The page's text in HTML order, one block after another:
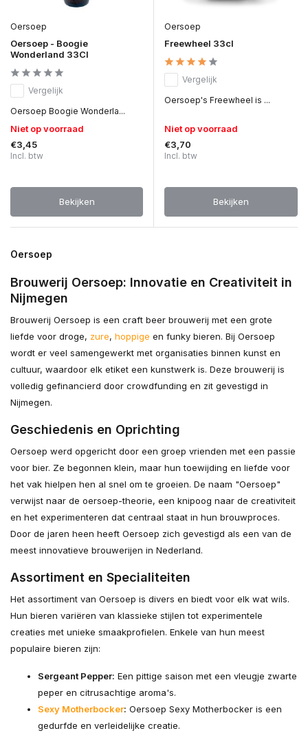
Oersoep
Oersoep - Boogie
Wonderland 33Cl
Vergelijk
Oersoep Boogie Wonderla...
Niet op voorraad
€3,45
Incl. btw
Bekijken
Oersoep
Freewheel 33cl
Vergelijk
Oersoep's Freewheel is ...
Niet op voorraad
€3,70
Incl. btw
Bekijken
Oersoep
Brouwerij Oersoep: Innovatie en Creativiteit in
Nijmegen
Brouwerij Oersoep is een craft beer brouwerij met een grote
liefde voor droge, zure, hoppige en funky bieren. Bij Oersoep
wordt er veel samengewerkt met organisaties binnen kunst en
cultuur, waardoor elk etiket een kunstwerk is. Deze brouwerij is
volledig gefinancierd door crowdfunding en zit gevestigd in
Nijmegen.
Geschiedenis en Oprichting
Oersoep werd opgericht door een groep vrienden met een passie
voor bier. Ze begonnen klein, maar hun toewijding en liefde voor
het vak hielpen hen al snel om te groeien. De naam "Oersoep"
verwijst naar de oersoep-theorie, een knipoog naar de creativiteit
en het experimenteren dat centraal staat in hun brouwproces.
Door de jaren heen heeft Oersoep zich gevestigd als een van de
meest innovatieve brouwerijen in Nederland.
Assortiment en Specialiteiten
Het assortiment van Oersoep is divers en biedt voor elk wat wils.
Hun bieren variëren van klassieke stijlen tot experimentele
creaties met unieke smaakprofielen. Enkele van hun meest
populaire bieren zijn:
Sergeant Pepper: Een pittige saison met een vleugje zwarte
peper en citrusachtige aroma's.
Sexy Motherbocker: Oersoep Sexy Motherbocker is een
gedurfde en verleidelijke creatie.